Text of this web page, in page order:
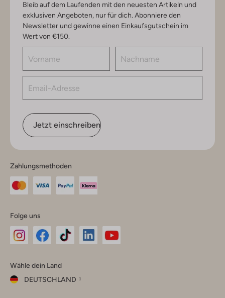
Bleib auf dem Laufenden mit den neuesten Artikeln und
exklusiven Angeboten, nur für dich. Abonniere den
Newsletter und gewinne einen Einkaufsgutschein im
Wert von €150.
Jetzt einschreiben
Zahlungsmethoden
Folge uns
Instagram
Facebook
TikTok
Wähle dein Land
DEUTSCHLAND